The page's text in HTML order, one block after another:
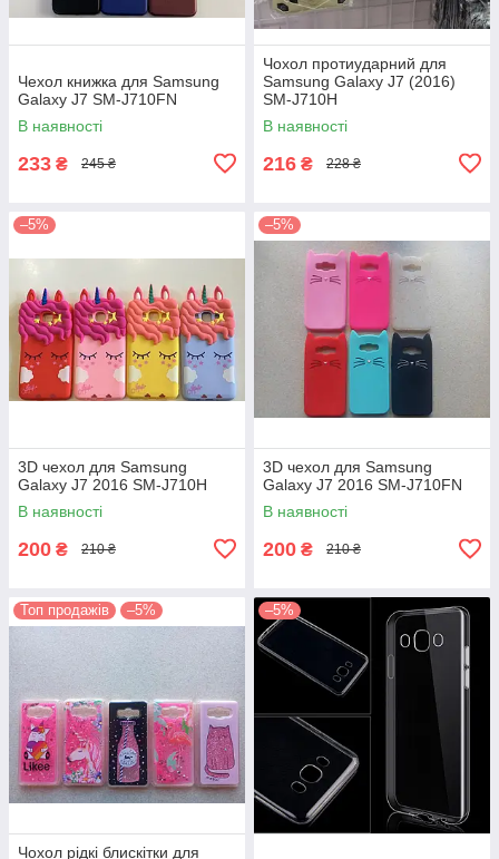
Чехол книжка для Samsung
Galaxy J7 SM-J710FN
В наявності
233 ₴ 245 ₴
Чохол протиударний для
Samsung Galaxy J7 (2016)
SM-J710H
В наявності
216 ₴ 228 ₴
–5%
3D чехол для Samsung
Galaxy J7 2016 SM-J710H
В наявності
200 ₴ 210 ₴
–5%
3D чехол для Samsung
Galaxy J7 2016 SM-J710FN
В наявності
200 ₴ 210 ₴
Топ продажів –5%
Чохол рідкі блискітки для
–5%